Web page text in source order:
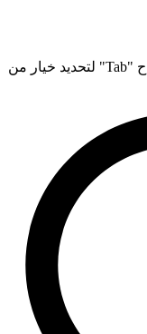
ابدأ الكتابة في مربع البحث، ثم استخدِم مفتاح "Tab" لتحديد خيار من